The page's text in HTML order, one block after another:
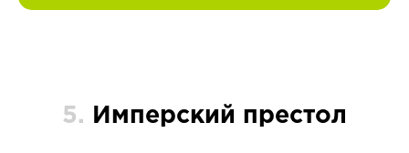
5. Имперский престол